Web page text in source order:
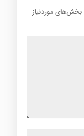
بخش‌های موردنیاز